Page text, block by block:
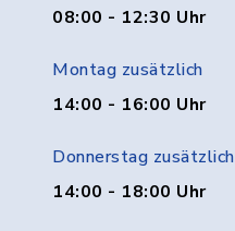
08:00 - 12:30 Uhr
Montag zusätzlich
14:00 - 16:00 Uhr
Donnerstag zusätzlich
14:00 - 18:00 Uhr